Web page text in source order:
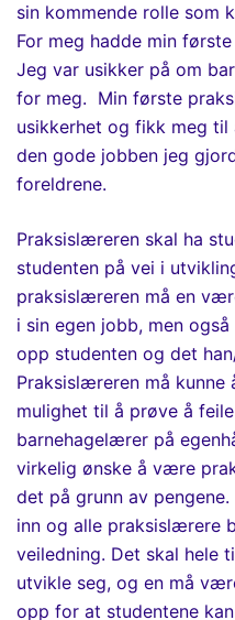
sin kommende rolle som
For meg hadde min
Jeg var usikker på om
for meg. Min første
usikkerhet og fikk meg
den gode jobben jeg
foreldrene.
Praksislæreren skal ha
studenten på vei i
praksislæreren må en
i sin egen jobb, men
opp studenten og det
Praksislæreren må kunne
mulighet til å prøve å
barnehagelærer på
virkelig ønske å være
det på grunn av
inn og alle praksislærere
veiledning. Det skal hele
utvikle seg, og en må
opp for at studentene